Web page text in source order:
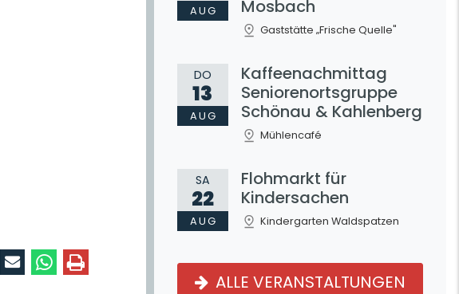
AUG
Mosbach
Gaststätte „Frische Quelle"
DO
13
AUG
Kaffeenachmittag
Seniorenortsgruppe
Schönau & Kahlenberg
Mühlencafé
SA
22
AUG
Flohmarkt für
Kindersachen
Kindergarten Waldspatzen
ALLE VERANSTALTUNGEN